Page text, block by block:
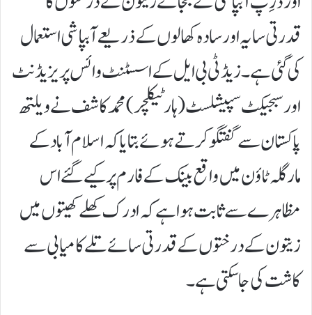
قدرتی سایہ اور سادہ کھالوں کے ذریعے آبپاشی استعمال
کی گئی ہے۔زیڈ ٹی بی ایل کے اسسٹنٹ وائس پریزیڈنٹ
اور سبجیکٹ سپیشلسٹ (ہارٹیکلچر) محمد کاشف نے ویلتھ
پاکستان سے گفتگو کرتے ہوئے بتایا کہ اسلام آباد کے
مارگلہ ٹاؤن میں واقع بینک کے فارم پر کیے گئے اس
مظاہرے سے ثابت ہوا ہے کہ ادرک کھلے کھیتوں میں
زیتون کے درختوں کے قدرتی سائے تلے کامیابی سے
کاشت کی جا سکتی ہے۔